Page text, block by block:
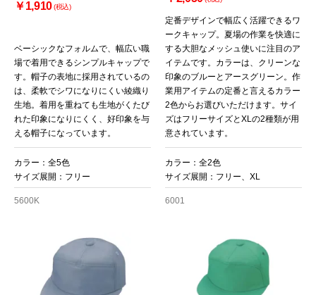
￥1,910(税込)
ベーシックなフォルムで、幅広い職
場で着用できるシンプルキャップで
す。帽子の表地に採用されているの
は、柔軟でシワになりにくい綾織り
生地。着用を重ねても生地がくたび
れた印象になりにくく、好印象を与
える帽子になっています。
カラー：全5色
サイズ展開：フリー
5600K
定番デザインで幅広く活躍できるワ
ークキャップ。夏場の作業を快適に
する大胆なメッシュ使いに注目のア
イテムです。カラーは、クリーンな
印象のブルーとアースグリーン。作
業用アイテムの定番と言えるカラー
2色からお選びいただけます。サイ
ズはフリーサイズとXLの2種類が用
意されています。
カラー：全2色
サイズ展開：フリー、XL
6001
カートへ進む